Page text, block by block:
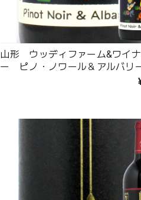
山形 ウッディファーム&ワイナ
ー ピノ・ノワール＆アルバリ